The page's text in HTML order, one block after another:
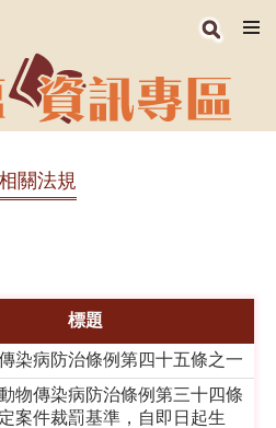
關法規
標題
染病防治條例第四十五條之一
物傳染病防治條例第三十四條
案件裁罰基準，自即日起生